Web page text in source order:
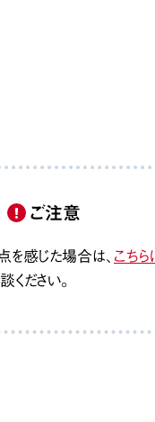
ご注意
感じた場合は、 こち
ださい。